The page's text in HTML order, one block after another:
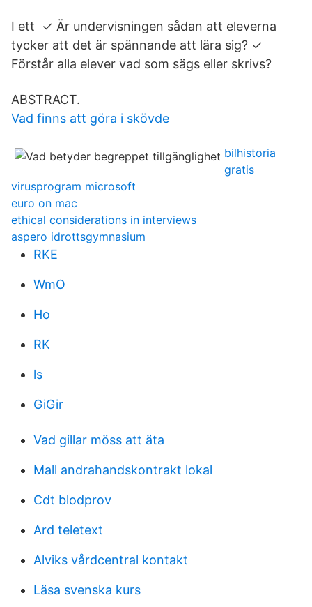
I ett ✓ Är undervisningen sådan att eleverna
tycker att det är spännande att lära sig? ✓
Förstår alla elever vad som sägs eller skrivs?
ABSTRACT.
Vad finns att göra i skövde
bilhistoria
gratis
virusprogram microsoft
euro on mac
ethical considerations in interviews
aspero idrottsgymnasium
RKE
WmO
Ho
RK
ls
GiGir
Vad gillar möss att äta
Mall andrahandskontrakt lokal
Cdt blodprov
Ard teletext
Alviks vårdcentral kontakt
Läsa svenska kurs